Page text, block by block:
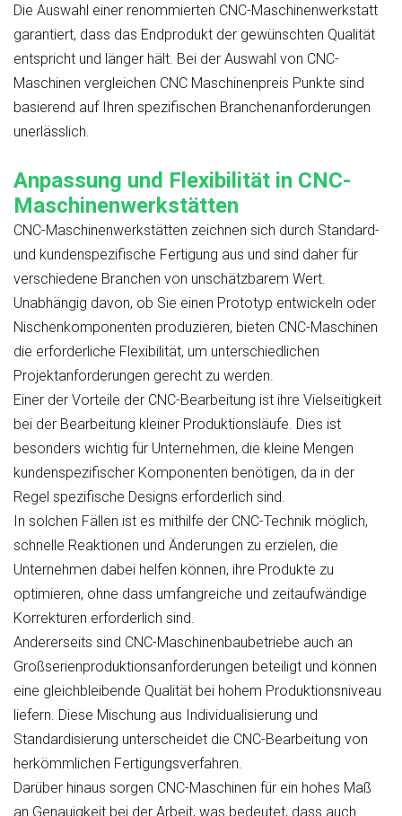
Die Auswahl einer renommierten CNC-Maschinenwerkstatt
garantiert, dass das Endprodukt der gewünschten Qualität
entspricht und länger hält. Bei der Auswahl von CNC-
Maschinen vergleichen CNC Maschinenpreis Punkte sind
basierend auf Ihren spezifischen Branchenanforderungen
unerlässlich.
Anpassung und Flexibilität in CNC-
Maschinenwerkstätten
CNC-Maschinenwerkstätten zeichnen sich durch Standard-
und kundenspezifische Fertigung aus und sind daher für
verschiedene Branchen von unschätzbarem Wert.
Unabhängig davon, ob Sie einen Prototyp entwickeln oder
Nischenkomponenten produzieren, bieten CNC-Maschinen
die erforderliche Flexibilität, um unterschiedlichen
Projektanforderungen gerecht zu werden.
Einer der Vorteile der CNC-Bearbeitung ist ihre Vielseitigkeit
bei der Bearbeitung kleiner Produktionsläufe. Dies ist
besonders wichtig für Unternehmen, die kleine Mengen
kundenspezifischer Komponenten benötigen, da in der
Regel spezifische Designs erforderlich sind.
In solchen Fällen ist es mithilfe der CNC-Technik möglich,
schnelle Reaktionen und Änderungen zu erzielen, die
Unternehmen dabei helfen können, ihre Produkte zu
optimieren, ohne dass umfangreiche und zeitaufwändige
Korrekturen erforderlich sind.
Andererseits sind CNC-Maschinenbaubetriebe auch an
Großserienproduktionsanforderungen beteiligt und können
eine gleichbleibende Qualität bei hohem Produktionsniveau
liefern. Diese Mischung aus Individualisierung und
Standardisierung unterscheidet die CNC-Bearbeitung von
herkömmlichen Fertigungsverfahren.
Darüber hinaus sorgen CNC-Maschinen für ein hohes Maß
an Genauigkeit bei der Arbeit, was bedeutet, dass auch